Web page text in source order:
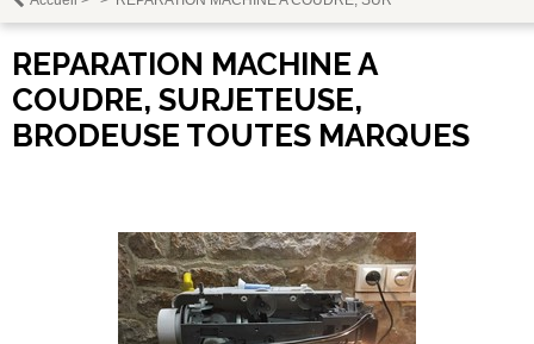
REPARATION MACHINE A
COUDRE, SURJETEUSE,
BRODEUSE TOUTES MARQUES